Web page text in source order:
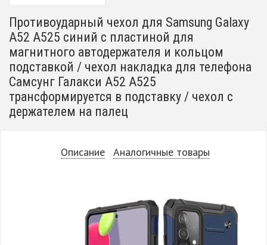
Противоударный чехол для Samsung Galaxy
A52 A525 синий с пластиной для
магнитного автодержателя и кольцом
подставкой / чехол накладка для телефона
Самсунг Галакси А52 А525
трансформируется в подставку / чехол с
держателем на палец
Описание Аналогичные товары